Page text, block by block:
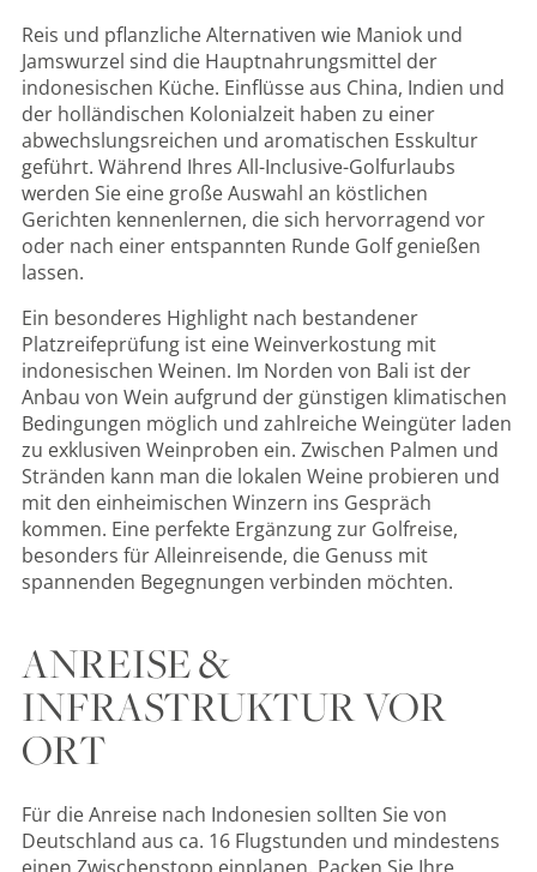
Reis und pflanzliche Alternativen wie Maniok und
Jamswurzel sind die Hauptnahrungsmittel der
indonesischen Küche. Einflüsse aus China, Indien und
der holländischen Kolonialzeit haben zu einer
abwechslungsreichen und aromatischen Esskultur
geführt. Während Ihres All-Inclusive-Golfurlaubs
werden Sie eine große Auswahl an köstlichen
Gerichten kennenlernen, die sich hervorragend vor
oder nach einer entspannten Runde Golf genießen
lassen.
Ein besonderes Highlight nach bestandener
Platzreifeprüfung ist eine Weinverkostung mit
indonesischen Weinen. Im Norden von Bali ist der
Anbau von Wein aufgrund der günstigen klimatischen
Bedingungen möglich und zahlreiche Weingüter laden
zu exklusiven Weinproben ein. Zwischen Palmen und
Stränden kann man die lokalen Weine probieren und
mit den einheimischen Winzern ins Gespräch
kommen. Eine perfekte Ergänzung zur Golfreise,
besonders für Alleinreisende, die Genuss mit
spannenden Begegnungen verbinden möchten.
ANREISE &
INFRASTRUKTUR VOR
ORT
Für die Anreise nach Indonesien sollten Sie von
Deutschland aus ca. 16 Flugstunden und mindestens